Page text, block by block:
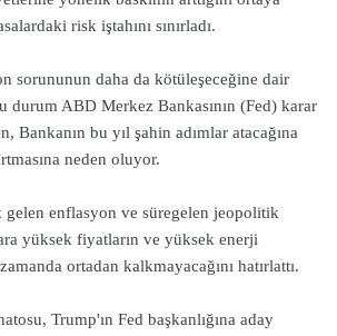
risk iştahını sınırladı.
sorununun daha da kötüleşeceğine dair
durum ABD Merkez Bankasının (Fed) karar
Bankanın bu yıl şahin adımlar atacağına
neden oluyor.
gelen enflasyon ve süregelen jeopolitik
yüksek fiyatların ve yüksek enerji
ortadan kalkmayacağını hatırlattı.
Trump'ın Fed başkanlığına aday